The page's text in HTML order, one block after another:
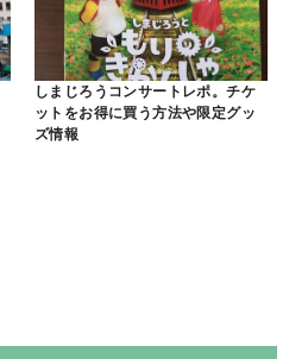
しまじろうコンサートレポ。チケ
ットをお得に買う方法や限定グッ
ズ情報